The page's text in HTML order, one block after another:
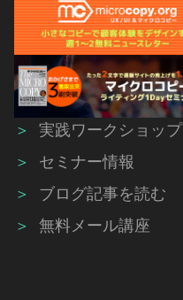
＞
実践ワークショップ
＞
セミナー情報
＞
ブログ記事を読む
＞
無料メール講座